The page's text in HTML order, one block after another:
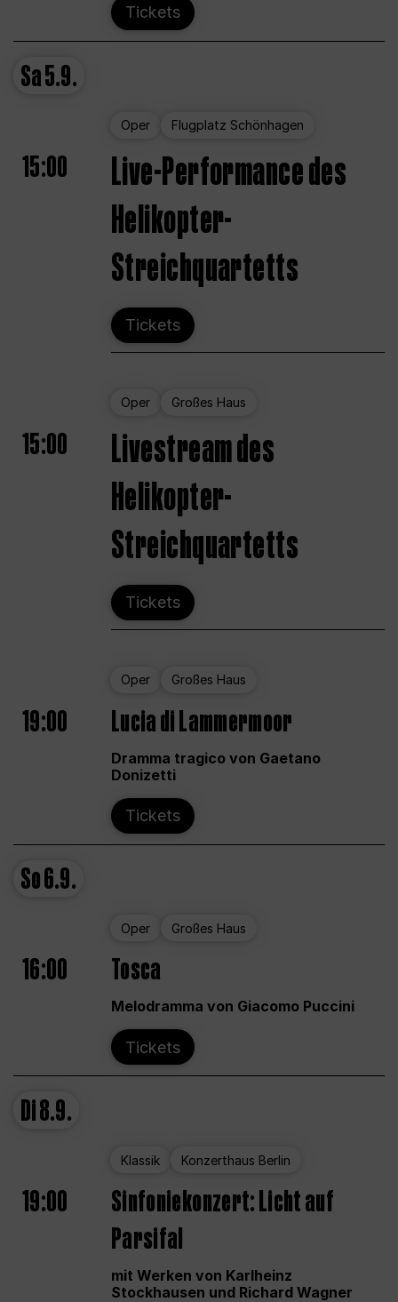
Tickets
Sa5.9.
Oper Flugplatz Schönhagen
15:00
Live-Performance des
Helikopter-
Streichquartetts
Tickets
Oper Großes Haus
15:00
Livestream des
Helikopter-
Streichquartetts
Tickets
Oper Großes Haus
19:00 Lucia di Lammermoor
Dramma tragico von Gaetano
Donizetti
Tickets
So6.9.
Oper Großes Haus
16:00 Tosca
Melodramma von Giacomo Puccini
Tickets
Di8.9.
Klassik Konzerthaus Berlin
19:00
Sinfoniekonzert: Licht auf
Parsifal
mit Werken von Karlheinz
Stockhausen und Richard Wagner